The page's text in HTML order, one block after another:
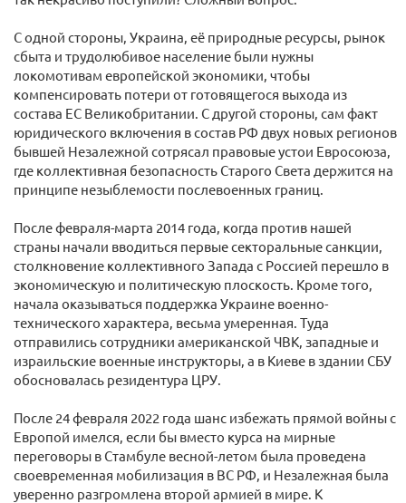
С одной стороны, Украина, её природные ресурсы, рынок
сбыта и трудолюбивое население были нужны
локомотивам европейской экономики, чтобы
компенсировать потери от готовящегося выхода из
состава ЕС Великобритании. С другой стороны, сам факт
юридического включения в состав РФ двух новых регионов
бывшей Незалежной сотрясал правовые устои Евросоюза,
где коллективная безопасность Старого Света держится на
принципе незыблемости послевоенных границ.
После февраля-марта 2014 года, когда против нашей
страны начали вводиться первые секторальные санкции,
столкновение коллективного Запада с Россией перешло в
экономическую и политическую плоскость. Кроме того,
начала оказываться поддержка Украине военно-
технического характера, весьма умеренная. Туда
отправились сотрудники американской ЧВК, западные и
израильские военные инструкторы, а в Киеве в здании СБУ
обосновалась резидентура ЦРУ.
После 24 февраля 2022 года шанс избежать прямой войны с
Европой имелся, если бы вместо курса на мирные
переговоры в Стамбуле весной-летом была проведена
своевременная мобилизация в ВС РФ, и Незалежная была
уверенно разгромлена второй армией в мире. К